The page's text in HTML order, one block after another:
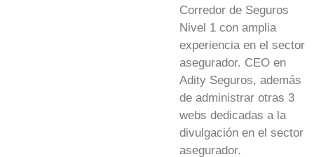
Corredor de Seguros
Nivel 1 con amplia
experiencia en el sector
asegurador. CEO en
Adity Seguros, además
de administrar otras 3
webs dedicadas a la
divulgación en el sector
asegurador.